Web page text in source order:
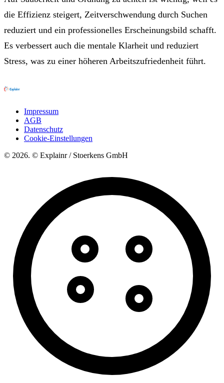
die Effizienz steigert, Zeitverschwendung durch Suchen
reduziert und ein professionelles Erscheinungsbild schafft.
Es verbessert auch die mentale Klarheit und reduziert
Stress, was zu einer höheren Arbeitszufriedenheit führt.
Impressum
AGB
Datenschutz
Cookie-Einstellungen
© 2026. © Explainr / Stoerkens GmbH